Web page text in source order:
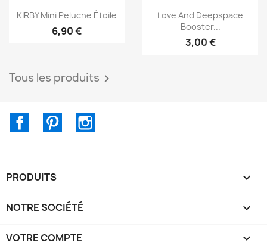
Aperçu rapide
KIRBY Mini Peluche Étoile
6,90 €
Aperçu rapide
Love And Deepspace
Booster...
3,00 €
Tous les produits 
FacebookPinterest
PRODUITS 
NOTRE SOCIÉTÉ 
VOTRE COMPTE 